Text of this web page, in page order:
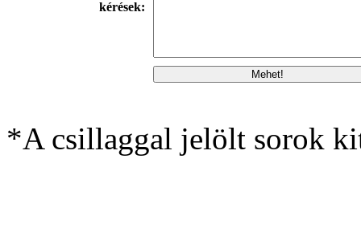
kérések:
*A csillaggal jelölt sorok